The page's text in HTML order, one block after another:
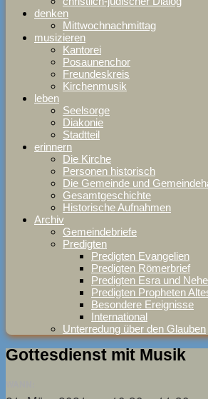
denken
Mittwochnachmittag
musizieren
Kantorei
Posaunenchor
Freundeskreis
Kirchenmusik
leben
Seelsorge
Diakonie
Stadtteil
erinnern
Die Kirche
Personen historisch
Die Gemeinde und
Gesamtgeschichte
Historische Aufnahmen
Archiv
Gemeindebriefe
Predigten
Predigten Evangelien
Predigten Römerbrief
Predigten Esra und
Predigten Propheten
Besondere Ereignisse
International
Unterredung über den Glauben
Gottesdienst mit Musik